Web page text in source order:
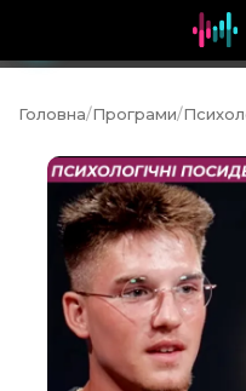
Головна/Програми/